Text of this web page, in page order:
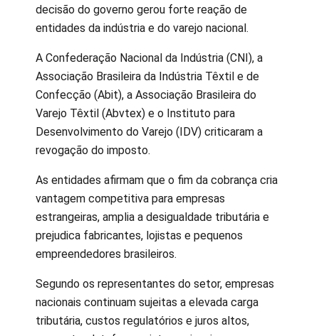
decisão do governo gerou forte reação de
entidades da indústria e do varejo nacional.
A Confederação Nacional da Indústria (CNI), a
Associação Brasileira da Indústria Têxtil e de
Confecção (Abit), a Associação Brasileira do
Varejo Têxtil (Abvtex) e o Instituto para
Desenvolvimento do Varejo (IDV) criticaram a
revogação do imposto.
As entidades afirmam que o fim da cobrança cria
vantagem competitiva para empresas
estrangeiras, amplia a desigualdade tributária e
prejudica fabricantes, lojistas e pequenos
empreendedores brasileiros.
Segundo os representantes do setor, empresas
nacionais continuam sujeitas a elevada carga
tributária, custos regulatórios e juros altos,